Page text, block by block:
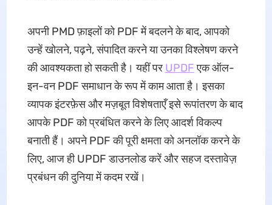
अपनी PMD फ़ाइलों को PDF में बदलने के बाद, आपको
उन्हें खोलने, पढ़ने, संपादित करने या उनका विश्लेषण करने
की आवश्यकता हो सकती है। यहीं पर UPDFएक ऑल-
इन-वन PDF समाधान के रूप में काम आता है। इसका
व्यापक इंटरफ़ेस और मज़बूत विशेषताएँ इसे रूपांतरण के बाद
आपके PDF को प्रबंधित करने के लिए आदर्श विकल्प
बनाती हैं। अपने PDF की पूरी क्षमता को अनलॉक करने के
लिए, आज ही UPDF डाउनलोड करें और सहज दस्तावेज़
प्रबंधन की दुनिया में कदम रखें।